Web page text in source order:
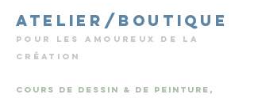
Atelier/Boutique
Pour les amoureux de la
création
cours de dessin & de peinture,